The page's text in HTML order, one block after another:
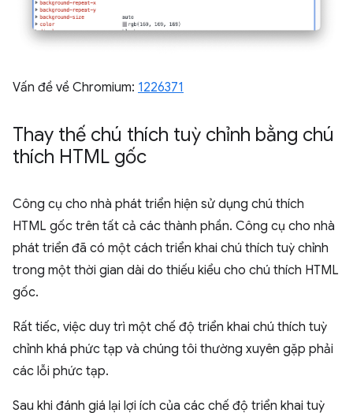
Vấn đề về Chromium: 1226371
Thay thế chú thích tuỳ chỉnh bằng chú
thích HTML gốc
Công cụ cho nhà phát triển hiện sử dụng chú thích
HTML gốc trên tất cả các thành phần. Công cụ cho nhà
phát triển đã có một cách triển khai chú thích tuỳ chỉnh
trong một thời gian dài do thiếu kiểu cho chú thích HTML
gốc.
Rất tiếc, việc duy trì một chế độ triển khai chú thích tuỳ
chỉnh khá phức tạp và chúng tôi thường xuyên gặp phải
các lỗi phức tạp.
Sau khi đánh giá lại lợi ích của các chế độ triển khai tuỳ